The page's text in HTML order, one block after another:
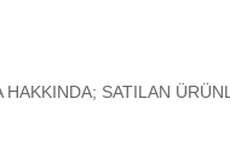
HAKKINDA; SATILAN